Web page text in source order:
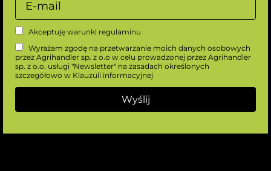
Akceptuję warunki regulaminu
Wyrażam zgodę na przetwarzanie moich danych osobowych
przez Agrihandler sp. z o.o w celu prowadzonej przez Agrihandler
sp. z o.o. usługi "Newsletter" na zasadach określonych
szczegółowo w Klauzuli informacyjnej